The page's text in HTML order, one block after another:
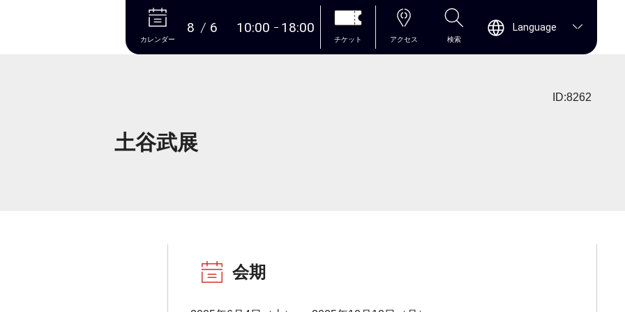
本文へ
カレンダー
8 6 10:00 18:00
チケット アクセス 検索
Language
ID:8262
土谷武展
会期